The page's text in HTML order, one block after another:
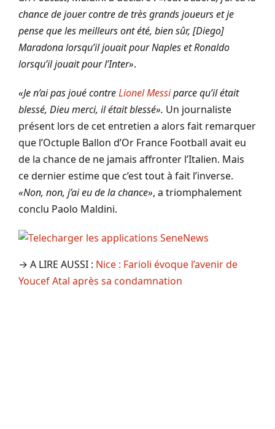
chance de jouer contre de très grands joueurs et je
pense que les meilleurs ont été, bien sûr, [Diego]
Maradona lorsqu’il jouait pour Naples et Ronaldo
lorsqu’il jouait pour l’Inter».
«Je n’ai pas joué contreLionel Messiparce qu’il était
blessé, Dieu merci, il était blessé». Un journaliste
présent lors de cet entretien a alors fait remarquer
que l’Octuple Ballon d’Or France Football avait eu
de la chance de ne jamais affronter l’Italien. Mais
ce dernier estime que c’est tout à fait l’inverse.
«Non, non, j’ai eu de la chance», a triomphalement
conclu Paolo Maldini.
→ A LIRE AUSSI : Nice : Farioli évoque l’avenir de
Youcef Atal après sa condamnation